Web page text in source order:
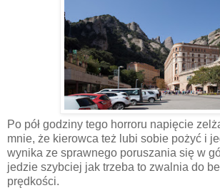
Po pół godziny tego horroru napięcie
mnie, że kierowca też lubi sobie pożyć i
wynika ze sprawnego poruszania się w
jedzie szybciej jak trzeba to zwalnia do
prędkości.